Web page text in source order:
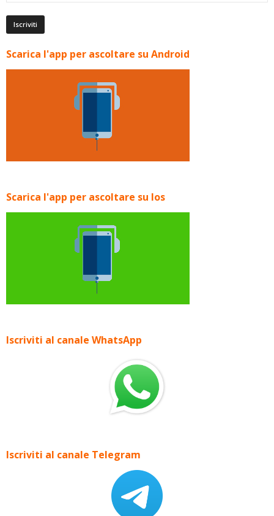
Scarica l'app per ascoltare su Android
Scarica l'app per ascoltare su Ios
Iscriviti al canale WhatsApp
Iscriviti al canale Telegram